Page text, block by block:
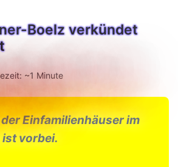
Boelz verkündet
~1 Minute
Einfamilienhäuser im
ist vorbei.